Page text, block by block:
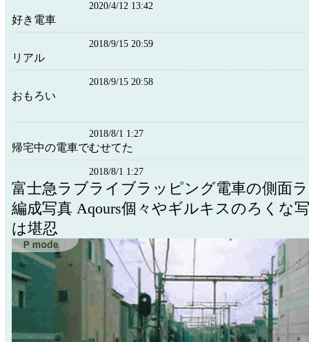
2020/4/12 13:42
好き電車
2018/9/15 20:59
リアル
2018/9/15 20:58
おもろい
2018/8/1 1:27
帰宅中の電車でむせてた
2018/8/1 1:27
富士急ラブライブラッピング電車の側面
編成写真 Aqours個々やギルキスのろくな
は堪忍